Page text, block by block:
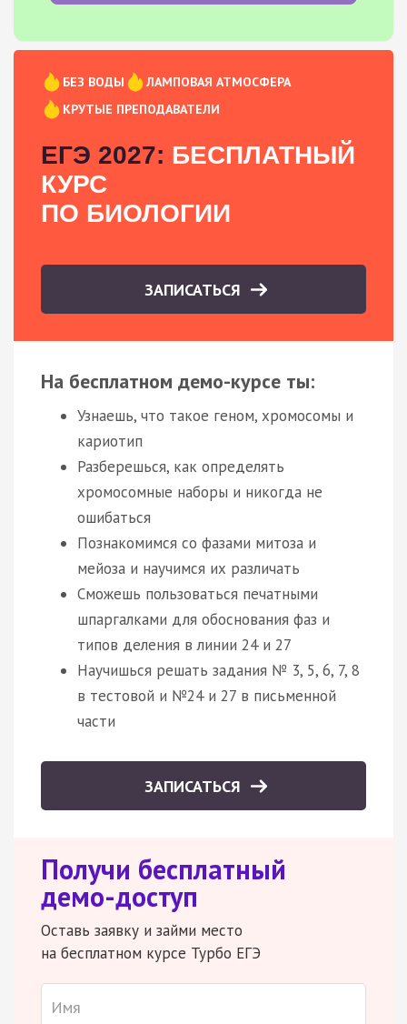
БЕЗ ВОДЫ
ЛАМПОВАЯ АТМОСФЕРА
КРУТЫЕ ПРЕПОДАВАТЕЛИ
ЕГЭ 2027: БЕСПЛАТНЫЙ
КУРС
ПО БИОЛОГИИ
ЗАПИСАТЬСЯ
На бесплатном демо-курсе ты:
Узнаешь, что такое геном, хромосомы и
кариотип
Разберешься, как определять
хромосомные наборы и никогда не
ошибаться
Познакомимся со фазами митоза и
мейоза и научимся их различать
Сможешь пользоваться печатными
шпаргалками для обоснования фаз и
типов деления в линии 24 и 27
Научишься решать задания № 3, 5, 6, 7, 8
в тестовой и №24 и 27 в письменной
части
ЗАПИСАТЬСЯ
Получи бесплатный
демо-доступ
Оставь заявку и займи место
на бесплатном курсе Турбо ЕГЭ